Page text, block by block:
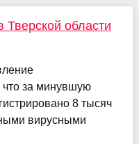
Тверской области
что за минувшую
8 тысяч
вирусными